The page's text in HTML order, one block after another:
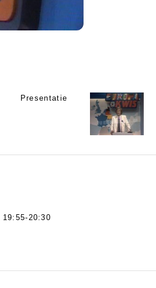
Presentatie
, 19:55-20:30